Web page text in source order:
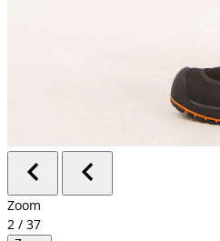
Zoom
2 / 37